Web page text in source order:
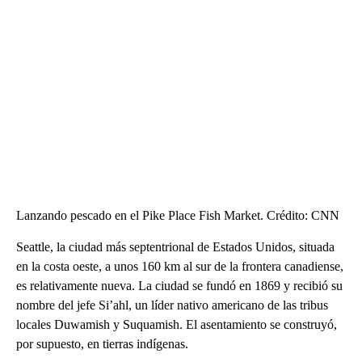
Lanzando pescado en el Pike Place Fish Market. Crédito: CNN
Seattle, la ciudad más septentrional de Estados Unidos, situada
en la costa oeste, a unos 160 km al sur de la frontera canadiense,
es relativamente nueva. La ciudad se fundó en 1869 y recibió su
nombre del jefe Si’ahl, un líder nativo americano de las tribus
locales Duwamish y Suquamish. El asentamiento se construyó,
por supuesto, en tierras indígenas.